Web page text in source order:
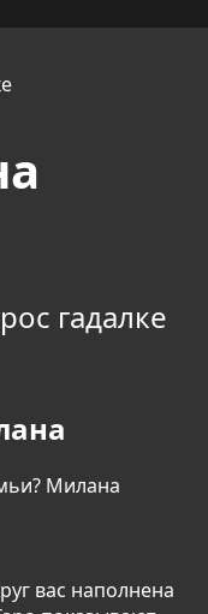
гадалке
Милана
вас наполнена